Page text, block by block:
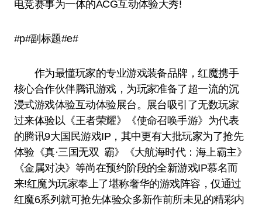
电竞赛事为一体的ACG互动体验大秀!
#p#副标题#e#
作为最懂玩家的专业游戏装备品牌，红魔携手
核心合作伙伴腾讯游戏，为玩家准备了超一流的沉
浸式游戏体验互动体验展台。展台吸引了无数玩家
过来体验以《王者荣耀》《使命召唤手游》为代表
的腾讯9大国民游戏IP，其中更有大批玩家为了抢先
体验《真·三国无双 霸》《大航海时代：海上霸主》
《金属对决》等尚在预约阶段的全新游戏IP慕名而
来!红魔为玩家奉上了堪称奢华的游戏阵容，仅通过
红魔6系列就可抢先体验众多新作前所未见的精彩内